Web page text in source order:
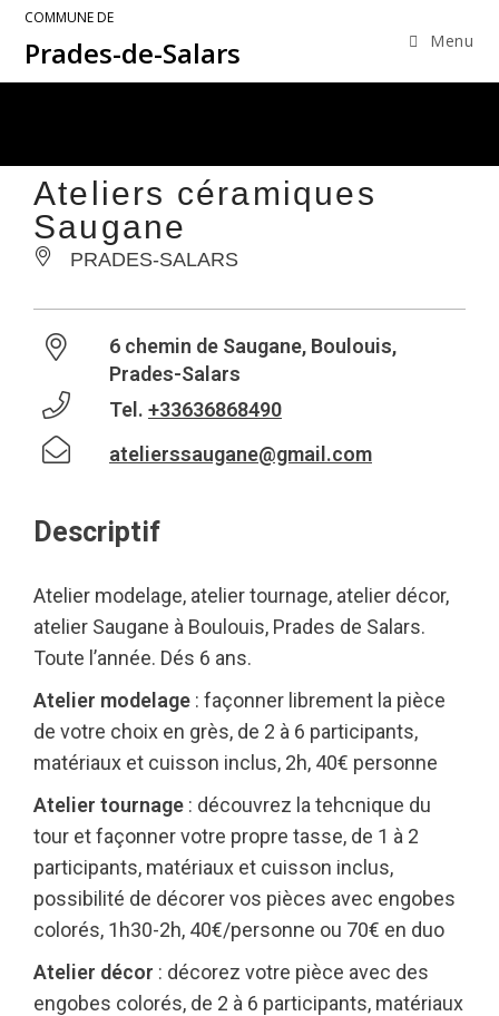
COMMUNE DE
Prades-de-Salars Menu
Ateliers céramiques
Saugane
PRADES-SALARS
6 chemin de Saugane, Boulouis,
Prades-Salars
Tel. +33636868490
atelierssaugane@gmail.com
Descriptif
Atelier modelage, atelier tournage, atelier décor,
atelier Saugane à Boulouis, Prades de Salars.
Toute l’année. Dés 6 ans.
Atelier modelage : façonner librement la pièce
de votre choix en grès, de 2 à 6 participants,
matériaux et cuisson inclus, 2h, 40€ personne
Atelier tournage : découvrez la tehcnique du
tour et façonner votre propre tasse, de 1 à 2
participants, matériaux et cuisson inclus,
possibilité de décorer vos pièces avec engobes
colorés, 1h30-2h, 40€/personne ou 70€ en duo
Atelier décor : décorez votre pièce avec des
engobes colorés, de 2 à 6 participants, matériaux